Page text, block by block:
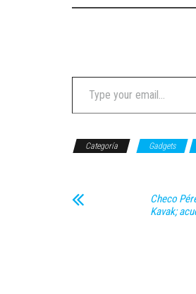
Type your email…
Categoría Gadgets
Checo
Kavak;